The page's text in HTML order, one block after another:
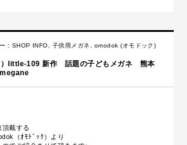
： SHOP INFO 子供用メガネ omodok (オモドック)
）little-109 新作 話題の子どもメガネ 熊本
頂戴する
（ｵﾓﾄﾞｯｸ）より